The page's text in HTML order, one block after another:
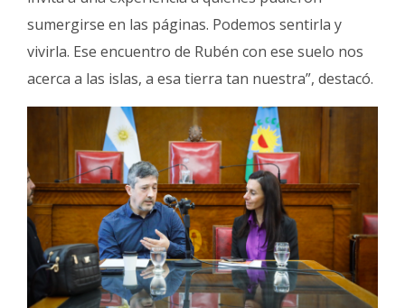
sumergirse en las páginas. Podemos sentirla y
vivirla. Ese encuentro de Rubén con ese suelo nos
acerca a las islas, a esa tierra tan nuestra”, destacó.